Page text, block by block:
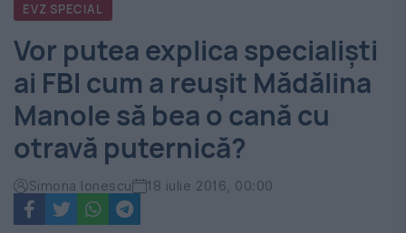
România
-
Evenimentul
Zilei
EVZ SPECIAL
Vor putea explica specialiști
ai FBI cum a reușit Mădălina
Manole să bea o cană cu
otravă puternică?
Simona Ionescu 18 iulie 2016, 00:00